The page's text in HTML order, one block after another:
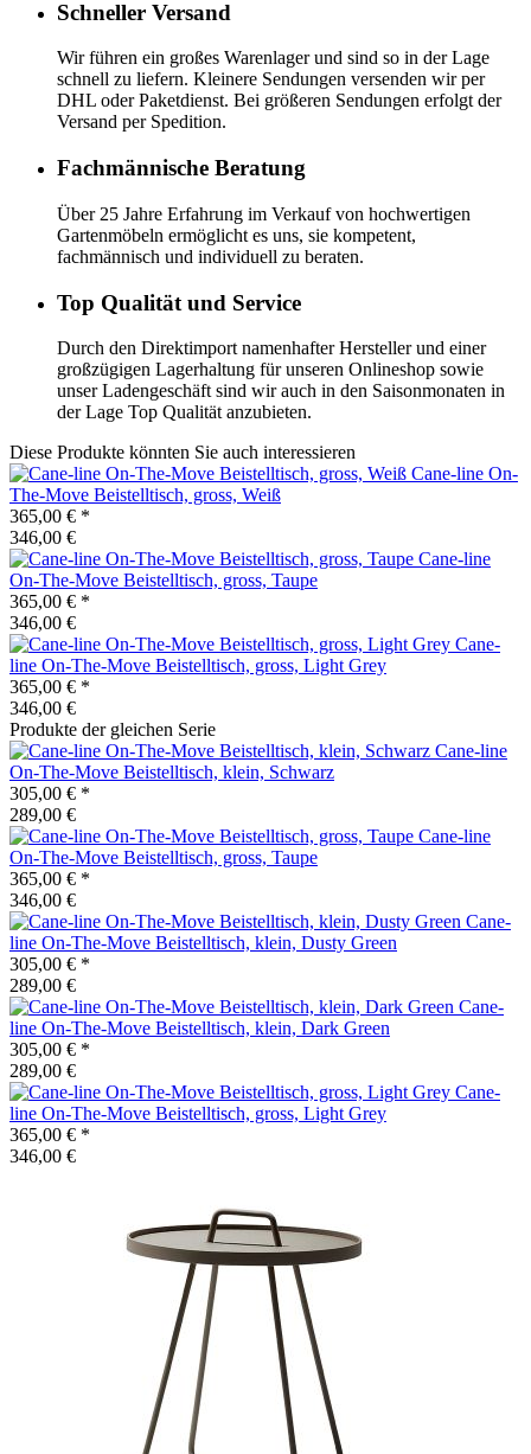
Schneller Versand
Wir führen ein großes Warenlager und sind so in der Lage
schnell zu liefern. Kleinere Sendungen versenden wir per
DHL oder Paketdienst. Bei größeren Sendungen erfolgt der
Versand per Spedition.
Fachmännische Beratung
Über 25 Jahre Erfahrung im Verkauf von hochwertigen
Gartenmöbeln ermöglicht es uns, sie kompetent,
fachmännisch und individuell zu beraten.
Top Qualität und Service
Durch den Direktimport namenhafter Hersteller und einer
großzügigen Lagerhaltung für unseren Onlineshop sowie
unser Ladengeschäft sind wir auch in den Saisonmonaten in
der Lage Top Qualität anzubieten.
Diese Produkte könnten Sie auch interessieren
Cane-line On-
The-Move Beistelltisch, gross, Weiß
365,00 € *
346,00 €
Cane-line
On-The-Move Beistelltisch, gross, Taupe
365,00 € *
346,00 €
Cane-
line On-The-Move Beistelltisch, gross, Light Grey
365,00 € *
346,00 €
Produkte der gleichen Serie
Cane-line
On-The-Move Beistelltisch, klein, Schwarz
305,00 € *
289,00 €
Cane-line
On-The-Move Beistelltisch, gross, Taupe
365,00 € *
346,00 €
Cane-
line On-The-Move Beistelltisch, klein, Dusty Green
305,00 € *
289,00 €
Cane-
line On-The-Move Beistelltisch, klein, Dark Green
305,00 € *
289,00 €
Cane-
line On-The-Move Beistelltisch, gross, Light Grey
365,00 € *
346,00 €